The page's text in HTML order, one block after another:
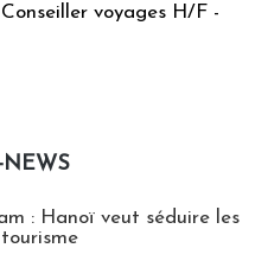
voyages H/F -
NEWS
: Hanoï veut séduire les